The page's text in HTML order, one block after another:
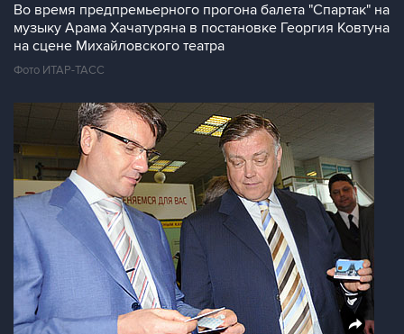
Во время предпремьерного прогона балета "Спартак" на
музыку Арама Хачатуряна в постановке Георгия Ковтуна
на сцене Михайловского театра
Фото ИТАР-ТАСС